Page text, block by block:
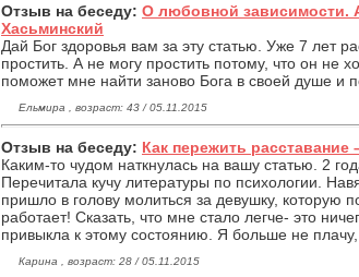
Отзыв на беседу: О любовной зависимости.
Хасьминский
Дай Бог здоровья вам за эту статью. Уже 7 лет
простить. А не могу простить потому, что он не
поможет мне найти заново Бога в своей душе и
Ельмира , возраст: 43 / 05.11.2015
Отзыв на беседу: Как пережить
Каким-то чудом наткнулась на вашу статью. 2
Перечитала кучу литературы по психологии.
пришло в голову молиться за девушку,
работает! Сказать, что мне стало легче- это
привыкла к этому состоянию. Я больше не
Карина , возраст: 28 / 05.11.2015